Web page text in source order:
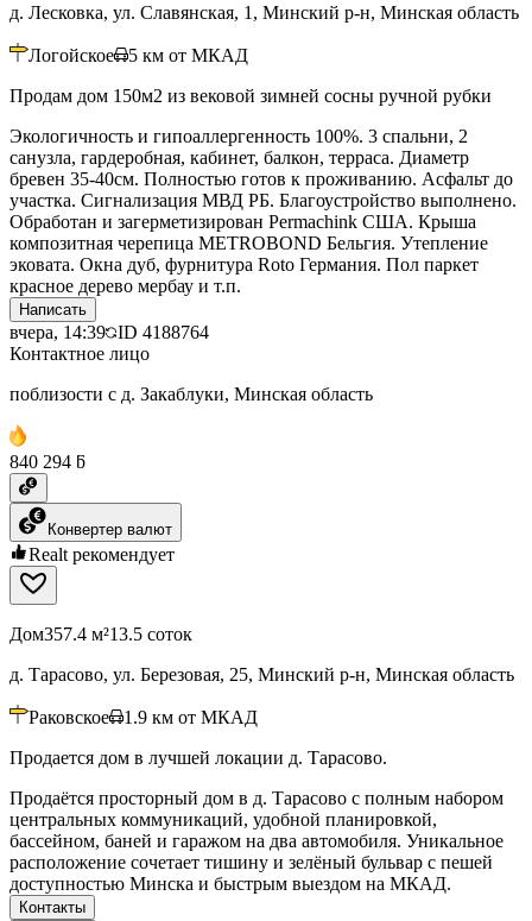
д. Лесковка, ул. Славянская, 1, Минский р-н, Минская область
Логойское 5 км от МКАД
Продам дом 150м2 из вековой зимней сосны ручной рубки
Экологичность и гипоаллергенность 100%. 3 спальни, 2
санузла, гардеробная, кабинет, балкон, терраса. Диаметр
бревен 35-40см. Полностью готов к проживанию. Асфальт до
участка. Сигнализация МВД РБ. Благоустройство выполнено.
Обработан и загерметизирован Permachink США. Крыша
композитная черепица METROBOND Бельгия. Утепление
эковата. Окна дуб, фурнитура Roto Германия. Пол паркет
красное дерево мербау и т.п.
Написать
вчера, 14:39 ID 4188764
Контактное лицо
поблизости с д. Закаблуки, Минская область
840 294 ƃ
Конвертер валют
Realt рекомендует
Дом357.4 м²13.5 соток
д. Тарасово, ул. Березовая, 25, Минский р-н, Минская область
Раковское 1.9 км от МКАД
Продается дом в лучшей локации д. Тарасово.
Продаётся просторный дом в д. Тарасово с полным набором
центральных коммуникаций, удобной планировкой,
бассейном, баней и гаражом на два автомобиля. Уникальное
расположение сочетает тишину и зелёный бульвар с пешей
доступностью Минска и быстрым выездом на МКАД.
Контакты